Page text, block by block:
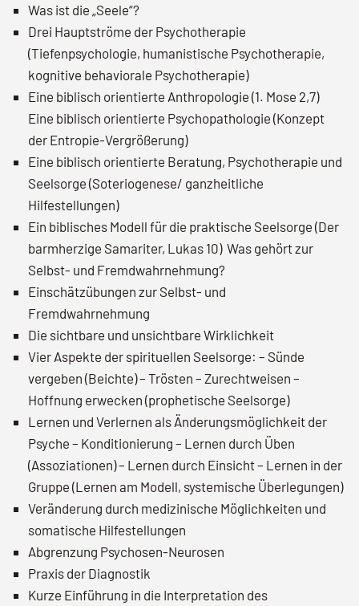
Was ist die „Seele“?
Drei Hauptströme der Psychotherapie
(Tiefenpsychologie, humanistische Psychotherapie,
kognitive behaviorale Psychotherapie)
Eine biblisch orientierte Anthropologie (1. Mose 2,7) 
Eine biblisch orientierte Psychopathologie (Konzept
der Entropie-Vergrößerung)
Eine biblisch orientierte Beratung, Psychotherapie und
Seelsorge (Soteriogenese/ ganzheitliche
Hilfestellungen)
Ein biblisches Modell für die praktische Seelsorge (Der
barmherzige Samariter, Lukas 10)  Was gehört zur
Selbst- und Fremdwahrnehmung?
Einschätzübungen zur Selbst- und
Fremdwahrnehmung
Die sichtbare und unsichtbare Wirklichkeit
Vier Aspekte der spirituellen Seelsorge: – Sünde
vergeben (Beichte) – Trösten – Zurechtweisen –
Hoffnung erwecken (prophetische Seelsorge)
Lernen und Verlernen als Änderungsmöglichkeit der
Psyche – Konditionierung – Lernen durch Üben
(Assoziationen) – Lernen durch Einsicht – Lernen in der
Gruppe (Lernen am Modell, systemische Überlegungen)
Veränderung durch medizinische Möglichkeiten und
somatische Hilfestellungen
Abgrenzung Psychosen-Neurosen
Praxis der Diagnostik
Kurze Einführung in die Interpretation des